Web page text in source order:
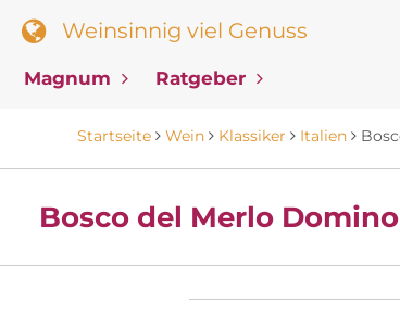
Weinsinnig viel Genuss
Magnum Ratgeber
Startseite Wein Klassiker Italien
Bosco del Merlo